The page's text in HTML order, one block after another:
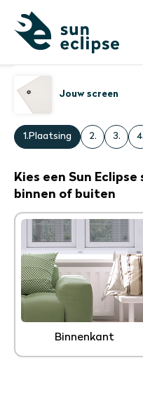
Jouw screen
1.Plaatsing 2. 3. 4.
Kies een Sun Eclipse
binnen of buiten
Binnenkant